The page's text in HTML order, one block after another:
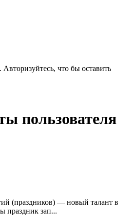
что бы оставить
пользователя
(праздников) — новый талант в
праздник зап...